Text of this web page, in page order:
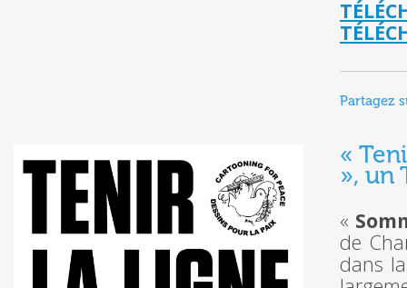
Partagez
«
», un
«
de
dans